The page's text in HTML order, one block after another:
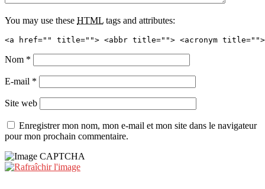
You may use these HTML tags and attributes:
<a href="" title=""> <abbr title=""> <acronym title="">
Nom *
E-mail *
Site web
Enregistrer mon nom, mon e-mail et mon site dans le navigateur
pour mon prochain commentaire.